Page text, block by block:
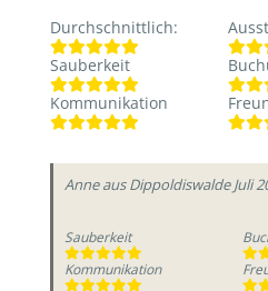
Durchschnittlich:
Sauberkeit
Kommunikation
Anneaus Dippoldiswalde Juli
Sauberkeit
Kommunikation